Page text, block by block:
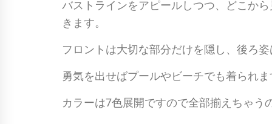
バストラインをアピールしつつ、どこか
きます。
フロントは大切な部分だけを隠し、後ろ
勇気を出せばプールやビーチでも着られ
カラーは7色展開ですので全部揃えちゃう